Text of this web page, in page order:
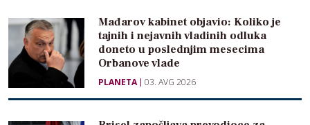
Mađarov kabinet objavio: Koliko je
tajnih i nejavnih vladinih odluka
doneto u poslednjim mesecima
Orbanove vlade
PLANETA 03. AVG 2026